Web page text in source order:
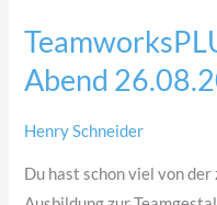
Abend
Henry Schneider
Du hast schon viel von